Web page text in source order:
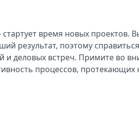
время новых
результат, поэтому
и деловых встреч. Примите во
процессов, протекающих